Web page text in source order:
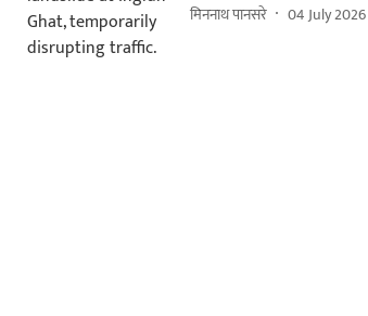
मिननाथ पानसरे 04 July 2026